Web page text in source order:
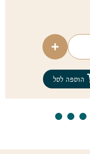
הוספה לסל